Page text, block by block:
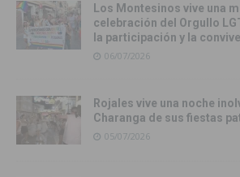
Los Montesinos vive una
celebración del Orgullo
la participación y la
06/07/2026
Rojales vive una noche
Charanga de sus fiestas
05/07/2026